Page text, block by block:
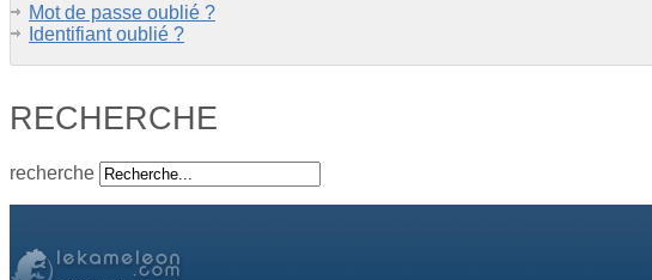
Mot de passe oublié ?
Identifiant oublié ?
RECHERCHE
recherche